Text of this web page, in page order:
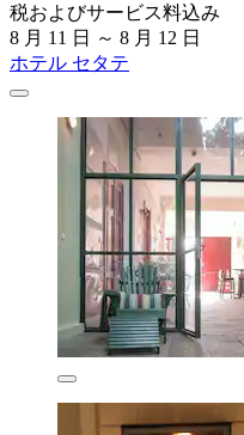
税およびサービス料込み
8 月 11 日 ～ 8 月 12 日
ホテル セタテ